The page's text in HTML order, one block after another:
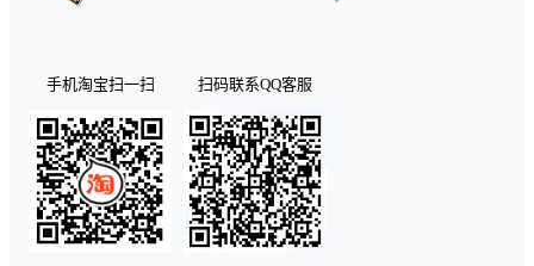
手机淘宝扫一扫 扫码联系QQ客服